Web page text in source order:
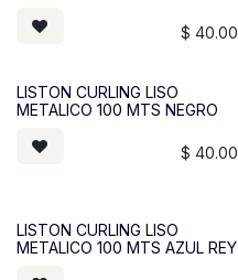
$ 40.00
LISTON CURLING LISO
METALICO 100 MTS NEGRO
$ 40.00
LISTON CURLING LISO
METALICO 100 MTS AZUL REY